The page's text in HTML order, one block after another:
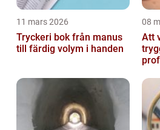
11 mars 2026
Tryckeri bok från manus
till färdig volym i handen
08
Att